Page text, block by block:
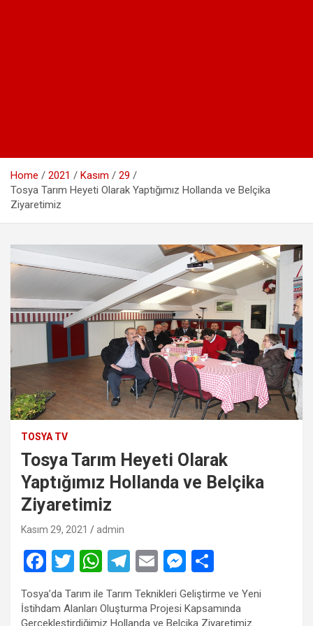
Home 2021 Kasım
29
Tosya Tarım Heyeti Olarak Yaptığımız Hollanda ve Belçika
Ziyaretimiz
TOSYA TV
Tosya Tarım Heyeti Olarak
Yaptığımız Hollanda ve Belçika
Ziyaretimiz
Kasım 29, 2021 admin
F
a
ce
T
wi
tt
W
h
at
T
el
e
E
m
ail
M
es
se ar
Tosya’da Tarım ile Tarım Teknikleri Geliştirme ve Yeni
İstihdam Alanları Oluşturma Projesi Kapsamında
Gerçekleştirdiğimiz Hollanda ve Belçika Ziyaretimiz.